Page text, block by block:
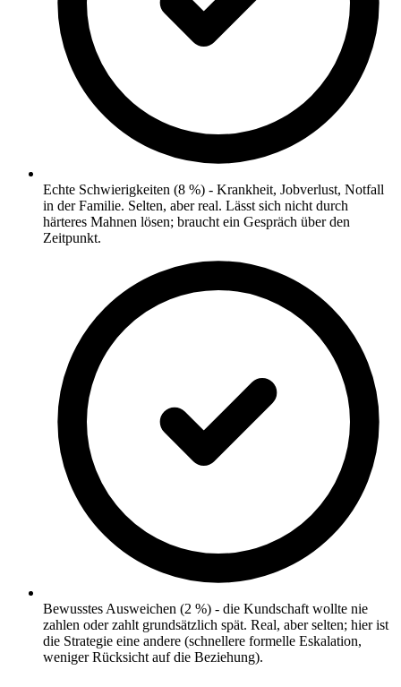
Echte Schwierigkeiten (8 %) - Krankheit, Jobverlust, Notfall
in der Familie. Selten, aber real. Lässt sich nicht durch
härteres Mahnen lösen; braucht ein Gespräch über den
Zeitpunkt.
Bewusstes Ausweichen (2 %) - die Kundschaft wollte nie
zahlen oder zahlt grundsätzlich spät. Real, aber selten; hier ist
die Strategie eine andere (schnellere formelle Eskalation,
weniger Rücksicht auf die Beziehung).